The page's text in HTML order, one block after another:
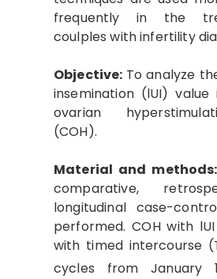
frequently in the
coulples with infertility
Objective: To analyze
insemination (lUI)
ovarian
(COH).
Material and methods:
comparative,
longitudinal case-
performed. COH with
with timed intercourse
cycles from January